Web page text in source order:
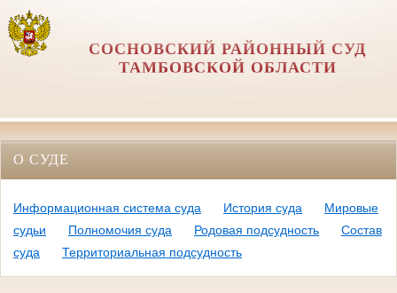
СОСНОВСКИЙ РАЙОННЫЙ СУД
ТАМБОВСКОЙ ОБЛАСТИ
О СУДЕ
Информационная система суда История суда
Мировые
судьи
Полномочия суда Родовая подсудность
Состав
суда
Территориальная подсудность